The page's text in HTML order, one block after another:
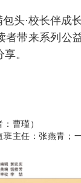
包头·校长伴成
者带来系列公
。
曹瑾）
班主任：张燕青 ；